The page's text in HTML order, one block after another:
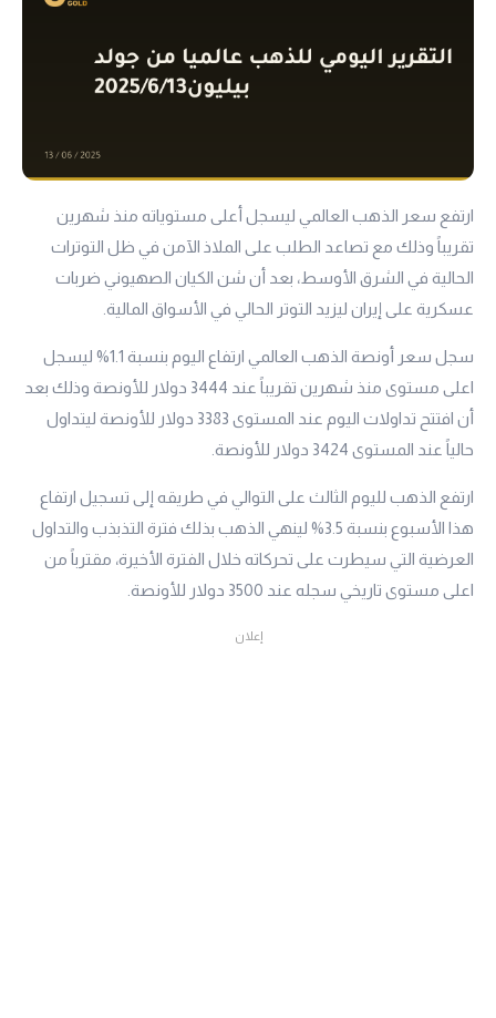
ارتفع سعر الذهب العالمي ليسجل أعلى مستوياته منذ شهرين
تقريباً وذلك مع تصاعد الطلب على الملاذ الآمن في ظل التوترات
الحالية في الشرق الأوسط، بعد أن شن الكيان الصهيوني ضربات
عسكرية على إيران ليزيد التوتر الحالي في الأسواق المالية.
سجل سعر أونصة الذهب العالمي ارتفاع اليوم بنسبة 1.1% ليسجل
اعلى مستوى منذ شهرين تقريباً عند 3444 دولار للأونصة وذلك بعد
أن افتتح تداولات اليوم عند المستوى 3383 دولار للأونصة ليتداول
حالياً عند المستوى 3424 دولار للأونصة.
ارتفع الذهب لليوم الثالث على التوالي في طريقه إلى تسجيل ارتفاع
هذا الأسبوع بنسبة 3.5% لينهي الذهب بذلك فترة التذبذب والتداول
العرضية التي سيطرت على تحركاته خلال الفترة الأخيرة، مقترباً من
اعلى مستوى تاريخي سجله عند 3500 دولار للأونصة.
إعلان